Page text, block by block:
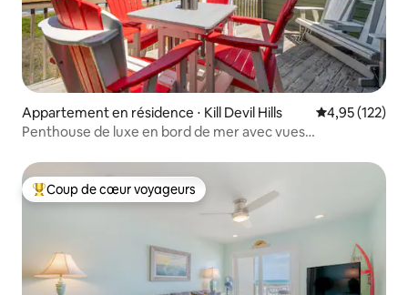
Appartement en résidence ⋅ Kill Devil Hills Évaluation
4,95 (122)
Penthouse de luxe en bord de mer avec vues
Coups de cœur voyageurs les plus appréciés
Coup de cœur voyageurs